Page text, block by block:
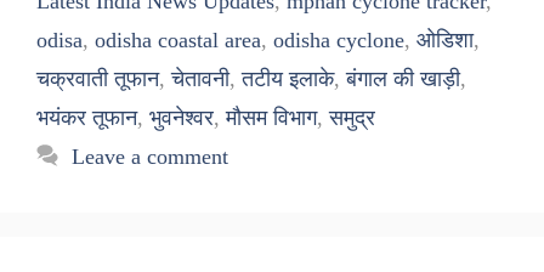
odisa, odisha coastal area, odisha cyclone, ओडिशा,
चक्रवाती तूफान,चेतावनी,तटीय इलाके,बंगाल की खाड़ी,
भयंकर तूफान, भुवनेश्वर,मौसम विभाग,समुद्र
Leave a comment